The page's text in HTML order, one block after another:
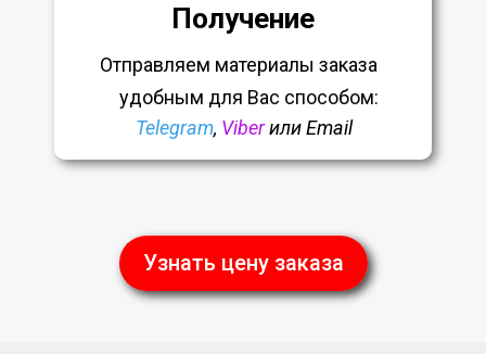
Получение
Отправляем материалы заказа
удобным для Вас способом:
Telegram, Viberили Email
Узнать цену заказа